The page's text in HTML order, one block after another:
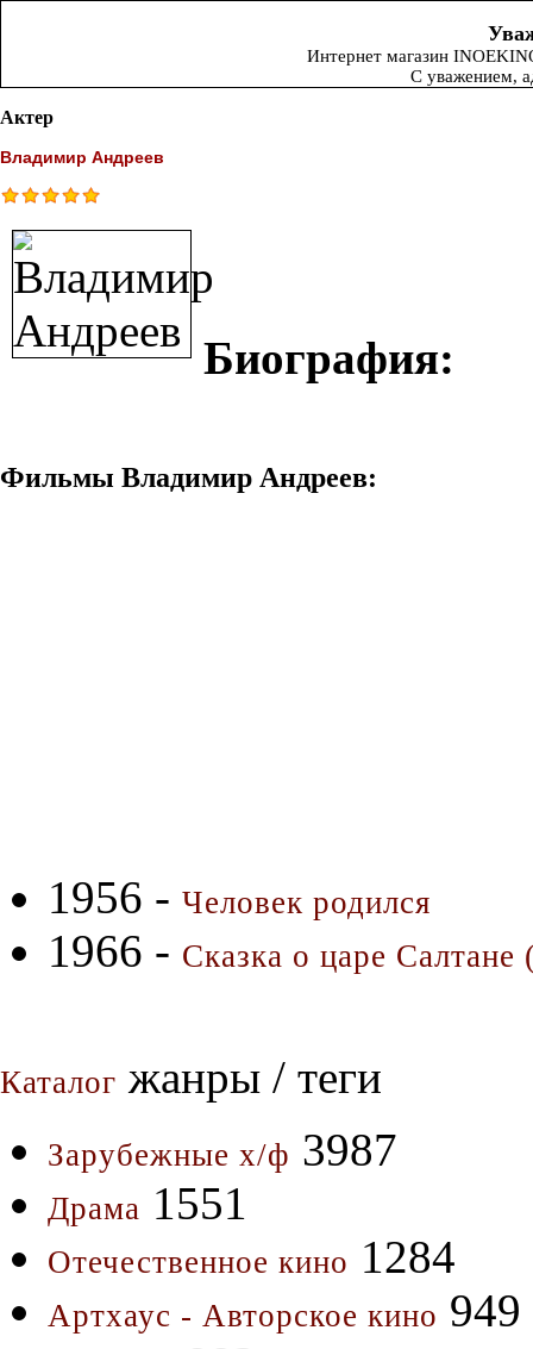
Интернет магазин
С уважением,
Актер
Владимир Андреев
Биография:
Фильмы Владимир Андреев:
1956 - Человек родился
1966 - Сказка о царе
Каталог жанры / теги
Зарубежные х/ф 3987
Драма 1551
Отечественное кино 1284
Артхаус - Авторское кино 949